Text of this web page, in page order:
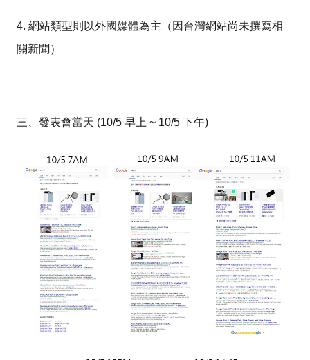
4. 網站類型則以外國媒體為主（因台灣網站尚未撰寫相
關新聞）
三、發表會當天 (10/5 早上 ~ 10/5 下午)